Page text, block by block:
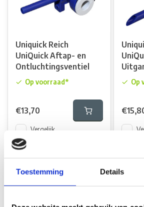
Toestemming Details
Uniquick Reich
UniQuick Aftap- en
Ontluchtingsventiel
Op voorraad*
€13,70
Vergelijk
Op